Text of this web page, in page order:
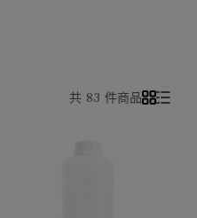
共 83 件商品